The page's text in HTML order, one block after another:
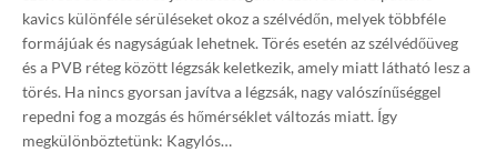
kavics különféle sérüléseket okoz a szélvédőn, melyek többféle
formájúak és nagyságúak lehetnek. Törés esetén az szélvédőüveg
és a PVB réteg között légzsák keletkezik, amely miatt látható lesz a
törés. Ha nincs gyorsan javítva a légzsák, nagy valószínűséggel
repedni fog a mozgás és hőmérséklet változás miatt. Így
megkülönböztetünk: Kagylós…